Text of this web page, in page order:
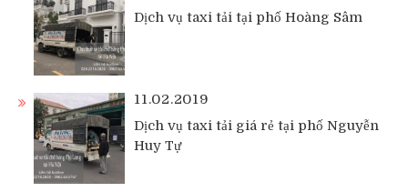
Dịch vụ taxi tải tại phố Hoàng Sâm
11.02.2019
Dịch vụ taxi tải giá rẻ tại phố Nguyễn
Huy Tự